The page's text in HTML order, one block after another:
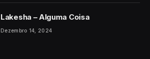
Lakesha – Alguma Coisa
Dezembro 14, 2024